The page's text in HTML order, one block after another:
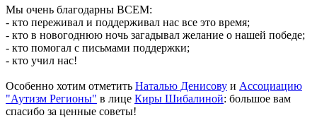
Мы очень благодарны ВСЕМ:
- кто переживал и поддерживал нас все это время;
- кто в новогоднюю ночь загадывал желание о нашей победе;
- кто помогал с письмами поддержки;
- кто учил нас!
Особенно хотим отметить Наталью Денисову и Ассоциацию
"Аутизм Регионы" в лице Киры Шибалиной: большое вам
спасибо за ценные советы!